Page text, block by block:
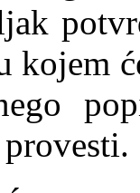
kojem